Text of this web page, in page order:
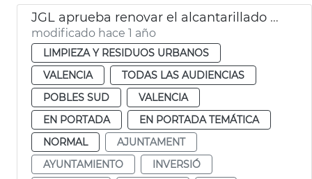
JGL aprueba renovar el alcantarillado de La Torre
modificado hace 1 año
LIMPIEZA Y RESIDUOS URBANOS
VALENCIA
TODAS LAS AUDIENCIAS
POBLES SUD
VALENCIA
EN PORTADA
EN PORTADA TEMÁTICA
NORMAL
AJUNTAMENT
AYUNTAMIENTO
INVERSIÓ